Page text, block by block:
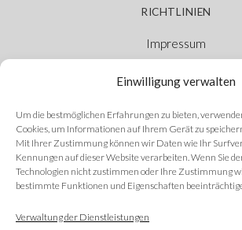
Einwilligung verwalten
Um die bestmöglichen Erfahrungen zu bieten,
Cookies, um Informationen auf Ihrem Gerät zu
Mit Ihrer Zustimmung können wir Daten wie Ihr
Kennungen auf dieser Website verarbeiten. Wenn Sie
Technologien nicht zustimmen oder Ihre Zustimmung
bestimmte Funktionen und Eigenschaften
Verwaltung der Dienstleistungen
RICHTLINIEN
Impressum
Ethischer Kanal
FOLGEN SIE UNS